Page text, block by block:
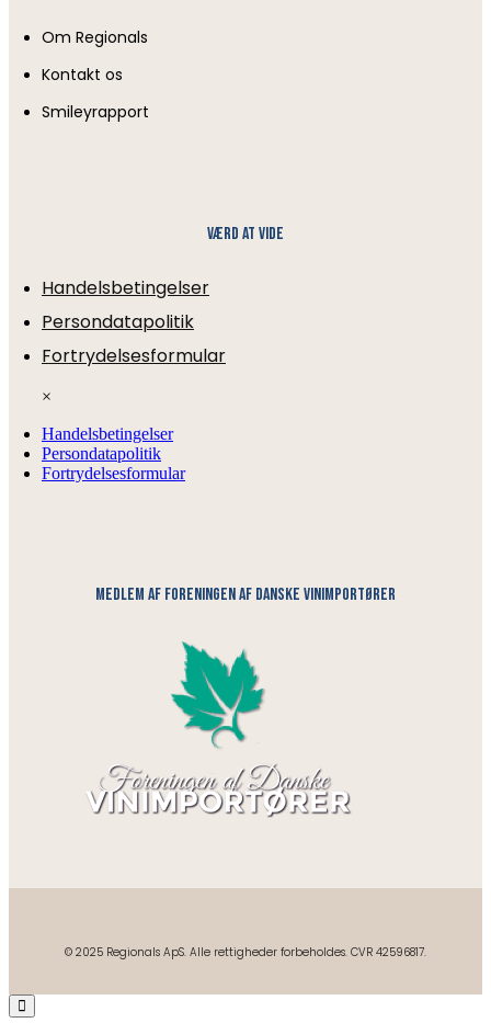
Om Regionals
Kontakt os
Smileyrapport
Værd at vide
Handelsbetingelser
Persondatapolitik
Fortrydelsesformular
×
Handelsbetingelser
Persondatapolitik
Fortrydelsesformular
medlem af foreningen af danske vinimportører
© 2025 Regionals ApS. Alle rettigheder forbeholdes. CVR 42596817.